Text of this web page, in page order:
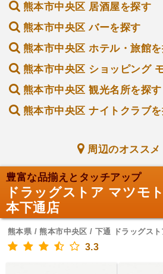
熊本市中央区 居酒屋を探す
熊本市中央区 バーを探す
熊本市中央区 ホテル・旅館
熊本市中央区 ショッピング
熊本市中央区 観光名所を探す
熊本市中央区 ナイトクラブ
周辺のオススメ
豊富な品揃えとタッチアップ
ドラッグストア マツモ
本下通店
熊本県 / 熊本市中央区 / 下通 ドラッグスト
3.3